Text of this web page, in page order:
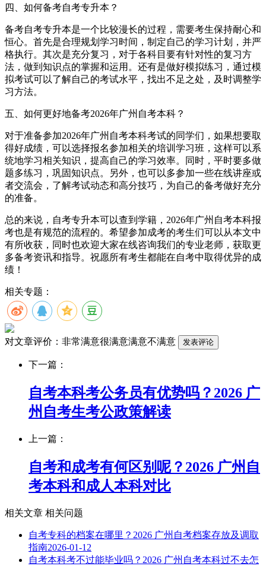
四、如何备考自考专升本？
备考自考专升本是一个比较漫长的过程，需要考生保持耐心和
恒心。首先是合理规划学习时间，制定自己的学习计划，并严
格执行。其次是充分复习，对于各科目要有针对性的复习方
法，做到知识点的掌握和运用。还有是做好模拟练习，通过模
拟考试可以了解自己的考试水平，找出不足之处，及时调整学
习方法。
五、如何更好地备考2026年广州自考本科？
对于准备参加2026年广州自考本科考试的同学们，如果想要取
得好成绩，可以选择报名参加相关的培训学习班，这样可以系
统地学习相关知识，提高自己的学习效率。同时，平时要多做
题多练习，巩固知识点。另外，也可以多参加一些在线讲座或
者交流会，了解考试动态和高分技巧，为自己的备考做好充分
的准备。
总的来说，自考专升本可以查到学籍，2026年广州自考本科报
考也是有规范的流程的。希望参加成考的考生们可以从本文中
有所收获，同时也欢迎大家在线咨询我们的专业老师，获取更
多备考资讯和指导。祝愿所有考生都能在自考中取得优异的成
绩！
相关专题：
对文章评价： 非常满意很满意满意不满意
下一篇：
自考本科考公务员有优势吗？2026 广
州自考生考公政策解读
上一篇：
自考和成考有何区别呢？2026 广州自
考本科和成人本科对比
相关文章 相关问题
自考专科的档案在哪里？2026 广州自考档案存放及调取
指南2026-01-12
自考本科考不过能毕业吗？2026 广州自考本科过不去怎